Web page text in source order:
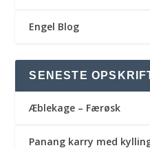
Engel Blog
SENESTE
Æblekage – Færøsk
Panang karry med